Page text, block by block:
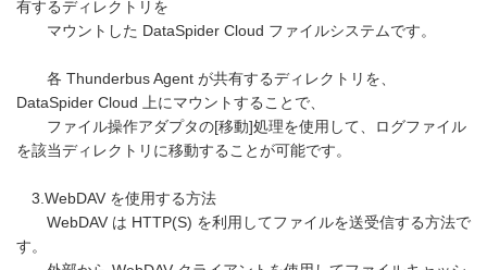
有するディレクトリを
マウントした DataSpider Cloud ファイルシステムです。
各 Thunderbus Agent が共有するディレクトリを、
DataSpider Cloud 上にマウントすることで、
ファイル操作アダプタの[移動]処理を使用して、ログファイル
を該当ディレクトリに移動することが可能です。
3.WebDAV を使用する方法
WebDAV は HTTP(S) を利用してファイルを送受信する方法で
す。